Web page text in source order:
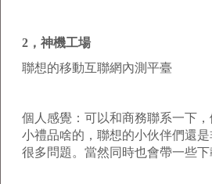
2，神機工場
聯想的移動互聯網內測平臺
個人感覺：可以和商務聯系一下
小禮品啥的，聯想的小伙伴們還
很多問題。當然同時也會帶一些下